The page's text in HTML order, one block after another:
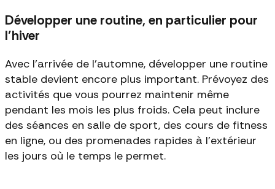
Développer une routine, en particulier pour
l’hiver
Avec l'arrivée de l'automne, développer une routine
stable devient encore plus important. Prévoyez des
activités que vous pourrez maintenir même
pendant les mois les plus froids. Cela peut inclure
des séances en salle de sport, des cours de fitness
en ligne, ou des promenades rapides à l'extérieur
les jours où le temps le permet.